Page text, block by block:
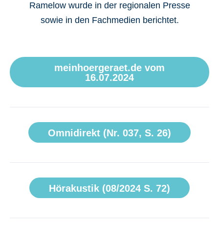
Ramelow wurde in der regionalen Presse
sowie in den Fachmedien berichtet.
meinhoergeraet.de vom
16.07.2024
Omnidirekt (Nr. 037, S. 26)
Hörakustik (08/2024 S. 72)